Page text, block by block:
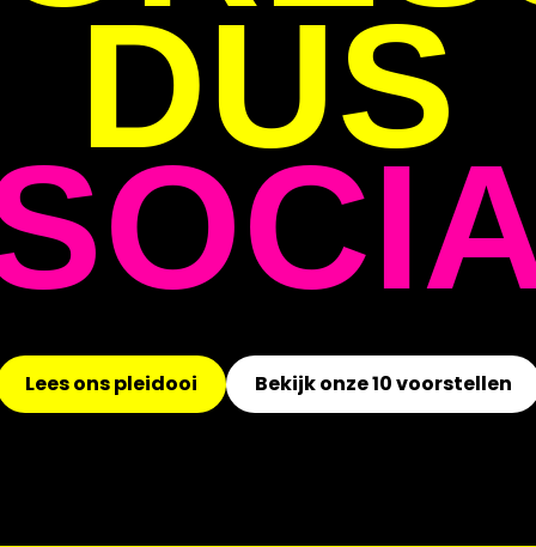
DUS
Lees ons pleidooi Bekijk onze 10 voorstellen